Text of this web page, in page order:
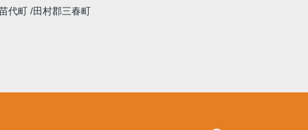
代町 田村郡三春町